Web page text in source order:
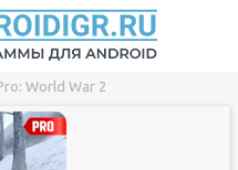
World War 2